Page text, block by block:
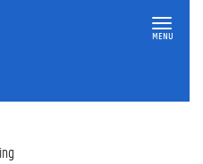
MENU